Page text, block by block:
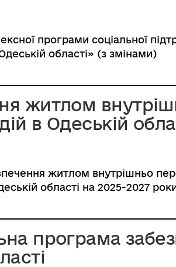
програми соціальної
області» (з змінами)
житлом
в Одеській
житлом внутрішньо
області на 2025-2027
програма